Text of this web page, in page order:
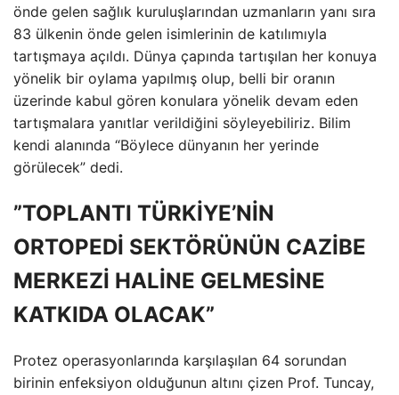
önde gelen sağlık kuruluşlarından uzmanların yanı sıra
83 ülkenin önde gelen isimlerinin de katılımıyla
tartışmaya açıldı. Dünya çapında tartışılan her konuya
yönelik bir oylama yapılmış olup, belli bir oranın
üzerinde kabul gören konulara yönelik devam eden
tartışmalara yanıtlar verildiğini söyleyebiliriz. Bilim
kendi alanında “Böylece dünyanın her yerinde
görülecek” dedi.
”TOPLANTI TÜRKİYE’NİN
ORTOPEDİ SEKTÖRÜNÜN CAZİBE
MERKEZİ HALİNE GELMESİNE
KATKIDA OLACAK”
Protez operasyonlarında karşılaşılan 64 sorundan
birinin enfeksiyon olduğunun altını çizen Prof. Tuncay,